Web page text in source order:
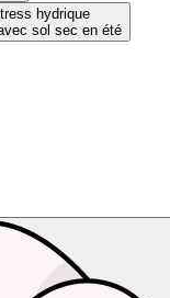
hydrique
sol sec en été